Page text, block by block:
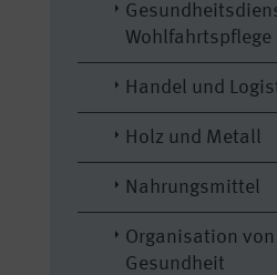
Wohlfahrtspflege
Handel und
Holz und Metall
Nahrungsmittel
Organisation
Gesundheit